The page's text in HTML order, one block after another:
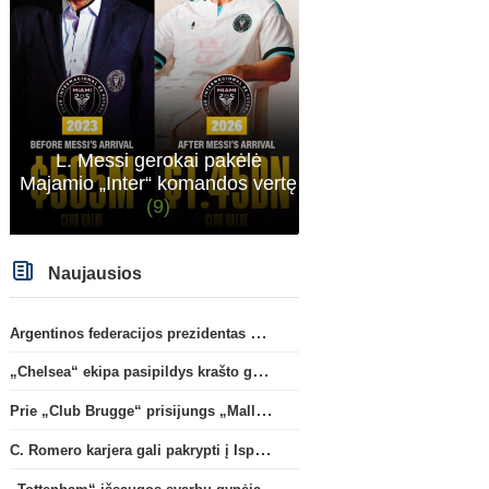
L. Messi gerokai pakėlė
Majamio „Inter“ komandos vertę
(9)
Naujausios
Argentinos federacijos prezidentas C. Tapia negailėjo pagyrų G. Infantino
„Chelsea“ ekipa pasipildys krašto gynėju P. Chavarria
Prie „Club Brugge“ prisijungs „Mallorca“ klube atsiskleidęs J. Virgili
C. Romero karjera gali pakrypti į Ispaniją